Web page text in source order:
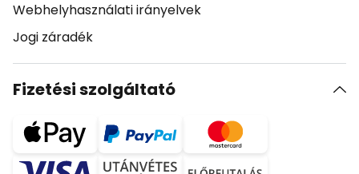
Webhelyhasználati irányelvek
Jogi záradék
Fizetési szolgáltató